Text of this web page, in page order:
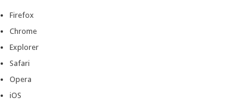
Firefox
Chrome
Explorer
Safari
Opera
iOS